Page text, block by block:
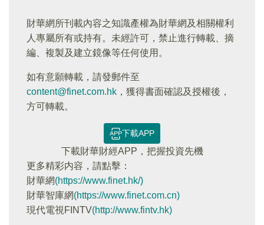
財華網所刊載內容之知識產權為財華網及相關權利
人專屬所有或持有。未經許可，禁止進行轉載、摘
編、複製及建立鏡像等任何使用。
如有意願轉載，請發郵件至
content@finet.com.hk ，獲得書面確認及授權後，
方可轉載。
下載APP
下載財華財經APP，把握投資先機
更多精彩内容，請點擊：
財華網(https://www.finet.hk/)
財華智庫網(https://www.finet.com.cn)
現代電視FINTV(http://www.fintv.hk)